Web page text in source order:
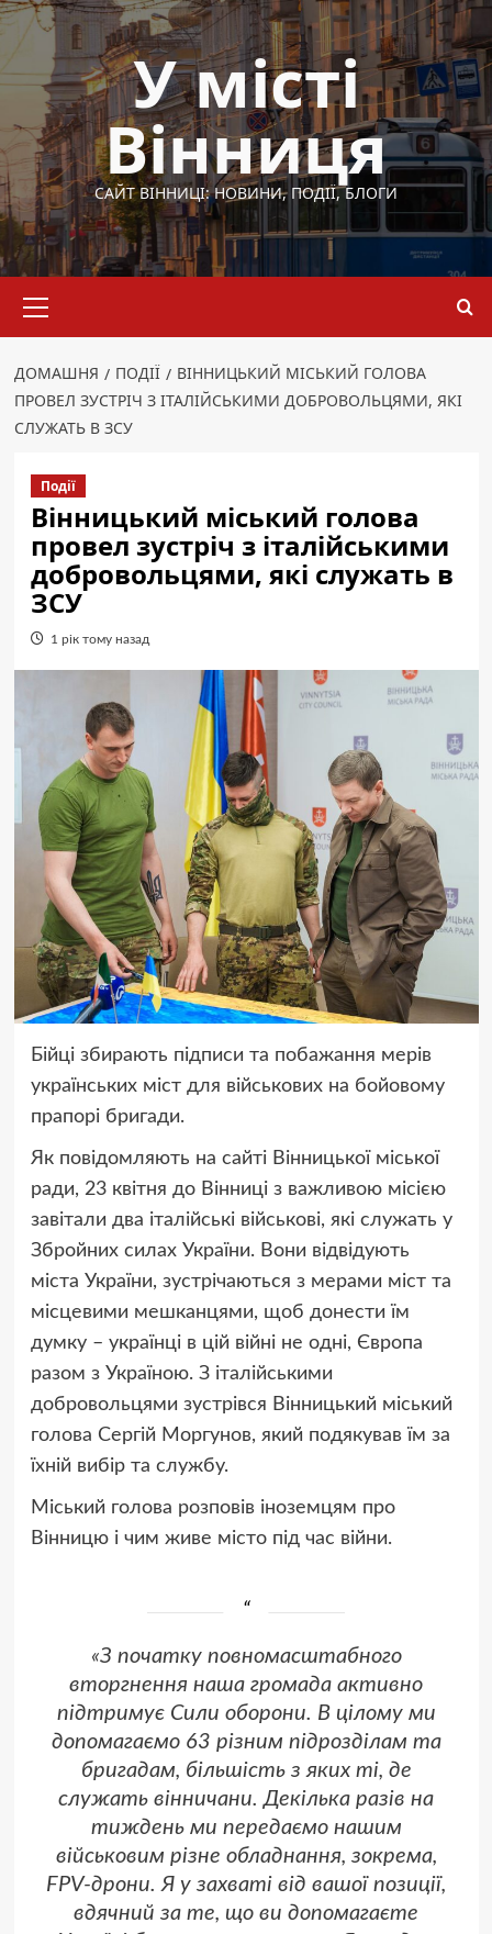
Перейти
до
вмісту
У місті
Вінниця
САЙТ ВІННИЦІ: НОВИНИ, ПОДІЇ, БЛОГИ
меню
ДОМАШНЯ ПОДІЇ
ВІННИЦЬКИЙ МІСЬКИЙ ГОЛОВА
ПРОВЕЛ ЗУСТРІЧ З ІТАЛІЙСЬКИМИ ДОБРОВОЛЬЦЯМИ, ЯКІ
СЛУЖАТЬ В ЗСУ
Події
Вінницький міський голова
провел зустріч з італійськими
добровольцями, які служать в
ЗСУ
1 рік тому назад
Бійці збирають підписи та побажання мерів
українських міст для військових на бойовому
прапорі бригади.
Як повідомляють на сайті Вінницької міської
ради, 23 квітня до Вінниці з важливою місією
завітали два італійські військові, які служать у
Збройних силах України. Вони відвідують
міста України, зустрічаються з мерами міст та
місцевими мешканцями, щоб донести їм
думку – українці в цій війні не одні, Європа
разом з Україною. З італійськими
добровольцями зустрівся Вінницький міський
голова Сергій Моргунов, який подякував їм за
їхній вибір та службу.
Міський голова розповів іноземцям про
Вінницю і чим живе місто під час війни.
«З початку повномасштабного
вторгнення наша громада активно
підтримує Сили оборони. В цілому ми
допомагаємо 63 різним підрозділам та
бригадам, більшість з яких ті, де
служать вінничани. Декілька разів на
тиждень ми передаємо нашим
військовим різне обладнання, зокрема,
FPV-дрони. Я у захваті від вашої позиції,
вдячний за те, що ви допомагаєте